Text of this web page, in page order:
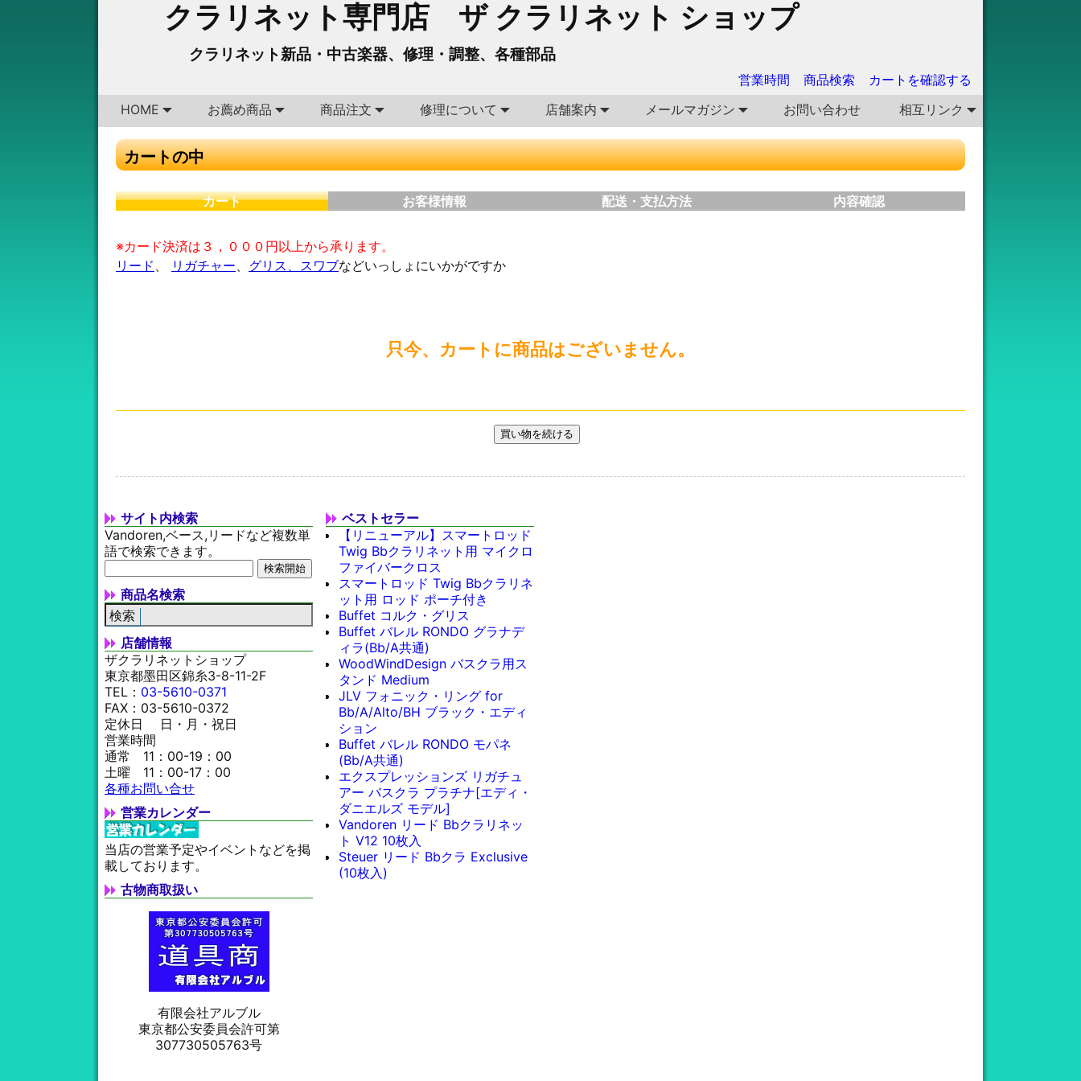
クラリネット専門店 ザ クラリネット ショップ
クラリネット新品・中古楽器、修理・調整、各種部品
営業時間 商品検索
カートを確認する
HOME
お薦め商品 商品注文 修理について 店舗案内 メールマガジン お問い合わせ 相互リンク
カートの中
カート お客様情報 配送・支払方法 内容確認
※カード決済は３，０００円以上から承ります。
リード
リガチャー グリス、スワブなどいっしょにいかがですか
只今、カートに商品はございません。
サイト内検索
Vandoren,ベース,リードなど複数単
語で検索できます。
商品名検索
店舗情報
ザクラリネットショップ
東京都墨田区錦糸3-8-11-2F
TEL： 03-5610-0371
FAX：03-5610-0372
定休日 日・月・祝日
営業時間
通常 11：00-19：00
土曜 11：00-17：00
各種お問い合せ
営業カレンダー
当店の営業予定やイベントなどを掲
載しております。
古物商取扱い
有限会社アルブル
東京都公安委員会許可第
307730505763号
ベストセラー
【リニューアル】スマートロッド
Twig Bbクラリネット用 マイクロ
ファイバークロス
スマートロッド Twig Bbクラリネ
ット用 ロッド ポーチ付き
Buffet コルク・グリス
Buffet バレル RONDO グラナデ
ィラ(Bb/A共通)
WoodWindDesign バスクラ用ス
タンド Medium
JLV フォニック・リング for
Bb/A/Alto/BH ブラック・エディ
ション
Buffet バレル RONDO モパネ
(Bb/A共通)
エクスプレッションズ リガチュ
アー バスクラ プラチナ[エディ・
ダニエルズ モデル]
Vandoren リード Bbクラリネッ
ト V12 10枚入
Steuer リード Bbクラ Exclusive
(10枚入)